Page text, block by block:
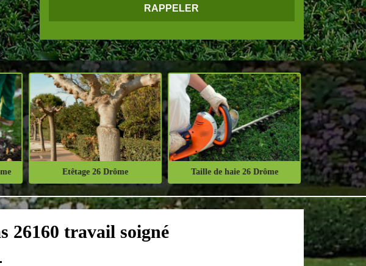
Etêtage 26 Drôme Taille de haie 26 Drôme Abattage
26160 travail soigné